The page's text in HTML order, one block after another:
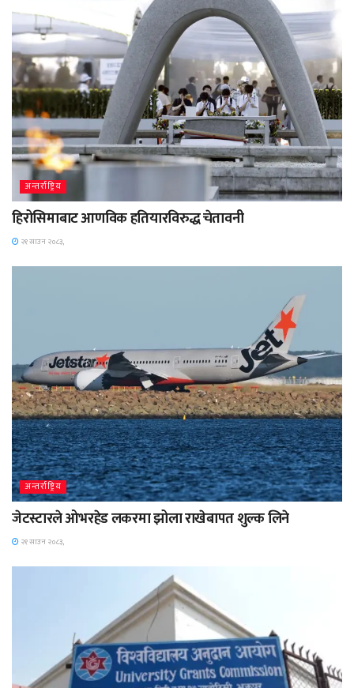
अन्तर्राष्ट्रिय
हिरोसिमाबाट आणविक हतियारविरुद्ध चेतावनी
२१ साउन २०८३,
अन्तर्राष्ट्रिय
जेटस्टारले ओभरहेड लकरमा झोला राखेबापत शुल्क लिने
२१ साउन २०८३,